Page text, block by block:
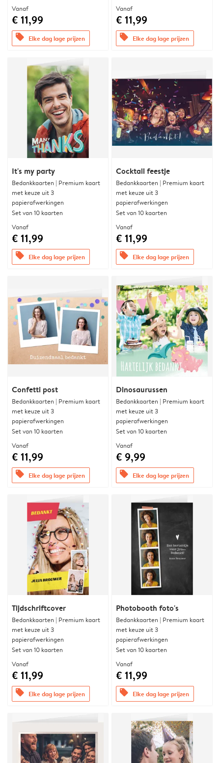
Vanaf
€ 11,99
offers Elke dag lage prijzen
Vanaf
€ 11,99
offers Elke dag lage prijzen
It's my party
Bedankkaarten | Premium kaart
met keuze uit 3
papierafwerkingen
Set van 10 kaarten
Vanaf
€ 11,99
offers Elke dag lage prijzen
Cocktail feestje
Bedankkaarten | Premium kaart
met keuze uit 3
papierafwerkingen
Set van 10 kaarten
Vanaf
€ 11,99
offers Elke dag lage prijzen
Confetti post
Bedankkaarten | Premium kaart
met keuze uit 3
papierafwerkingen
Set van 10 kaarten
Vanaf
€ 11,99
offers Elke dag lage prijzen
Dinosaurussen
Bedankkaarten | Premium kaart
met keuze uit 3
papierafwerkingen
Set van 10 kaarten
Vanaf
€ 9,99
offers Elke dag lage prijzen
Tijdschriftcover
Bedankkaarten | Premium kaart
met keuze uit 3
papierafwerkingen
Set van 10 kaarten
Vanaf
€ 11,99
offers Elke dag lage prijzen
Photobooth foto's
Bedankkaarten | Premium kaart
met keuze uit 3
papierafwerkingen
Set van 10 kaarten
Vanaf
€ 11,99
offers Elke dag lage prijzen